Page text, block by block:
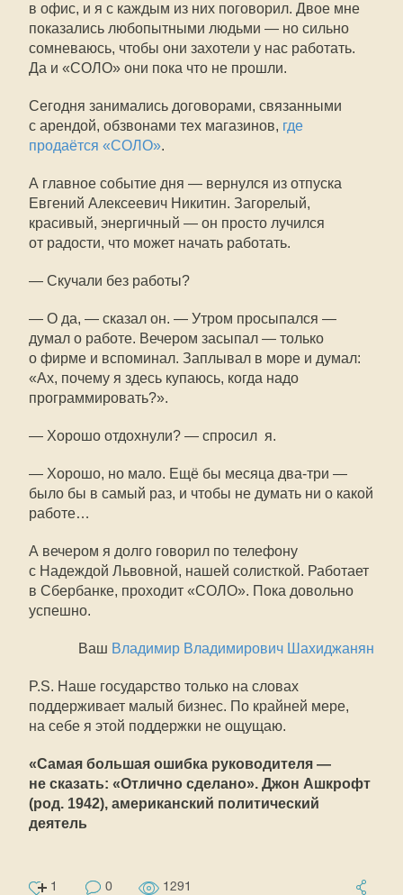
в офис, и я с каждым из них поговорил. Двое мне
показались любопытными людьми — но сильно
сомневаюсь, чтобы они захотели у нас работать.
Да и «СОЛО» они пока что не прошли.
Сегодня занимались договорами, связанными
с арендой, обзвонами тех магазинов, где
продаётся «СОЛО».
А главное событие дня — вернулся из отпуска
Евгений Алексеевич Никитин. Загорелый,
красивый, энергичный — он просто лучился
от радости, что может начать работать.
— Скучали без работы?
— О да, — сказал он. — Утром просыпался —
думал о работе. Вечером засыпал — только
о фирме и вспоминал. Заплывал в море и думал:
«Ах, почему я здесь купаюсь, когда надо
программировать?».
— Хорошо отдохнули? — спросил я.
— Хорошо, но мало. Ещё бы месяца два-три —
было бы в самый раз, и чтобы не думать ни о какой
работе…
А вечером я долго говорил по телефону
с Надеждой Львовной, нашей солисткой. Работает
в Сбербанке, проходит «СОЛО». Пока довольно
успешно.
Ваш Владимир Владимирович Шахиджанян
P.S. Наше государство только на словах
поддерживает малый бизнес. По крайней мере,
на себе я этой поддержки не ощущаю.
«Самая большая ошибка руководителя —
не сказать: «Отлично сделано». Джон Ашкрофт
(род. 1942), американский политический
деятель
1 0 1291